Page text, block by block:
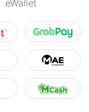
eWallet